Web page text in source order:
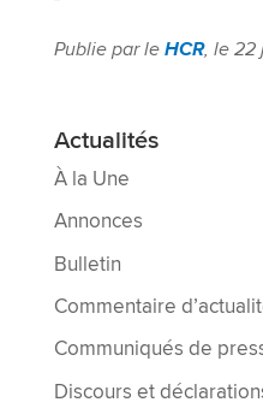
Publie par le HCR, le 22
Actualités
À la Une
Annonces
Bulletin
Commentaire
Communiqués de
Discours et